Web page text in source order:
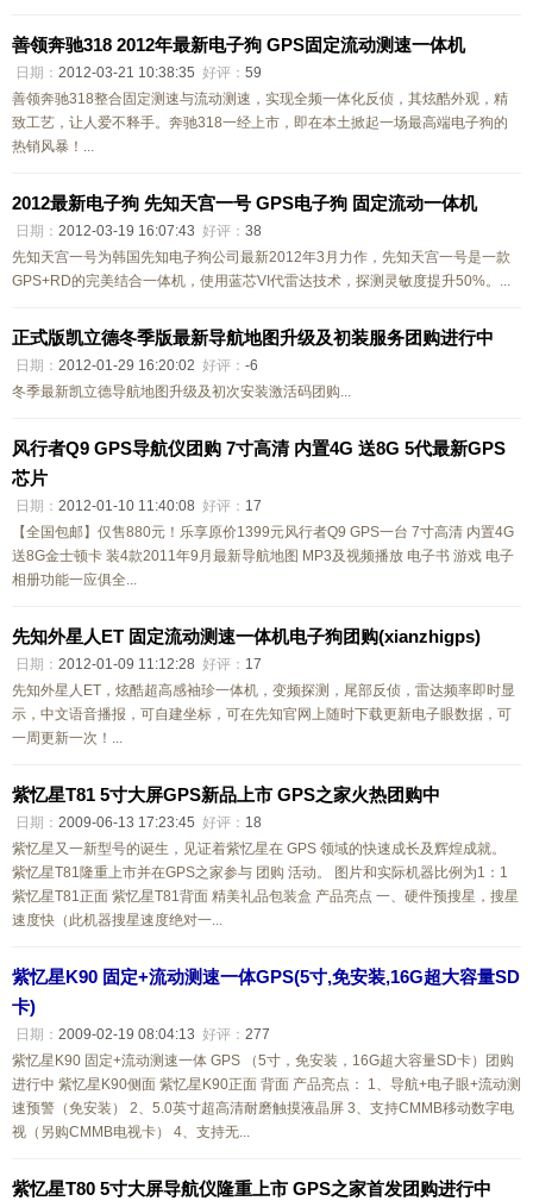
善领奔驰318 2012年最新电子狗 GPS固定流动测速一体机
日期： 2012-03-21 10:38:35 好评： 59
善领奔驰318整合固定测速与流动测速，实现全频一体化反侦，其炫酷外观，精
致工艺，让人爱不释手。奔驰318一经上市，即在本土掀起一场最高端电子狗的
热销风暴！...
2012最新电子狗 先知天宫一号 GPS电子狗 固定流动一体机
日期： 2012-03-19 16:07:43 好评： 38
先知天宫一号为韩国先知电子狗公司最新2012年3月力作，先知天宫一号是一款
GPS+RD的完美结合一体机，使用蓝芯VI代雷达技术，探测灵敏度提升50%。...
正式版凯立德冬季版最新导航地图升级及初装服务团购进行中
日期： 2012-01-29 16:20:02 好评： -6
冬季最新凯立德导航地图升级及初次安装激活码团购...
风行者Q9 GPS导航仪团购 7寸高清 内置4G 送8G 5代最新GPS
芯片
日期： 2012-01-10 11:40:08 好评： 17
【全国包邮】仅售880元！乐享原价1399元风行者Q9 GPS一台 7寸高清 内置4G
送8G金士顿卡 装4款2011年9月最新导航地图 MP3及视频播放 电子书 游戏 电子
相册功能一应俱全...
先知外星人ET 固定流动测速一体机电子狗团购(xianzhigps)
日期： 2012-01-09 11:12:28 好评： 17
先知外星人ET，炫酷超高感袖珍一体机，变频探测，尾部反侦，雷达频率即时显
示，中文语音播报，可自建坐标，可在先知官网上随时下载更新电子眼数据，可
一周更新一次！...
紫忆星T81 5寸大屏GPS新品上市 GPS之家火热团购中
日期： 2009-06-13 17:23:45 好评： 18
紫忆星又一新型号的诞生，见证着紫忆星在 GPS 领域的快速成长及辉煌成就。
紫忆星T81隆重上市并在GPS之家参与 团购 活动。 图片和实际机器比例为1：1
紫忆星T81正面 紫忆星T81背面 精美礼品包装盒 产品亮点 一、硬件预搜星，搜星
速度快（此机器搜星速度绝对一...
紫忆星K90 固定+流动测速一体GPS(5寸,免安装,16G超大容量SD
卡)
日期： 2009-02-19 08:04:13 好评： 277
紫忆星K90 固定+流动测速一体 GPS （5寸，免安装，16G超大容量SD卡）团购
进行中 紫忆星K90侧面 紫忆星K90正面 背面 产品亮点： 1、导航+电子眼+流动测
速预警（免安装） 2、5.0英寸超高清耐磨触摸液晶屏 3、支持CMMB移动数字电
视（另购CMMB电视卡） 4、支持无...
紫忆星T80 5寸大屏导航仪隆重上市 GPS之家首发团购进行中